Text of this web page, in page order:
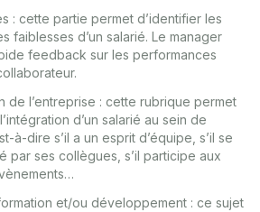
: cette partie permet d’identifier les
faiblesses d’un salarié. Le manager
feedback sur les performances
de l’entreprise : cette rubrique permet
d’un salarié au sein de
à-dire s’il a un esprit d’équipe, s’il se
par ses collègues, s’il participe aux
et/ou développement : ce sujet